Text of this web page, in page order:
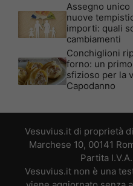
Assegno unico
nuove
importi: quali
cambiamenti
Conchiglioni
forno: un
sfizioso per la
Capodanno
Vesuvius.it di proprietà
Marchese 10, 00141
Partita
Vesuvius.it non è una